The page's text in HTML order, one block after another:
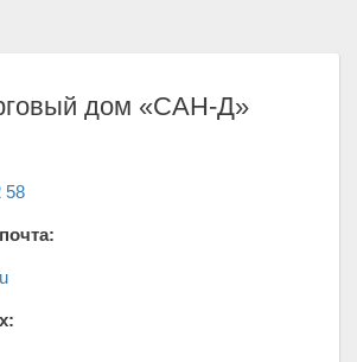
дом «САН-Д»
58